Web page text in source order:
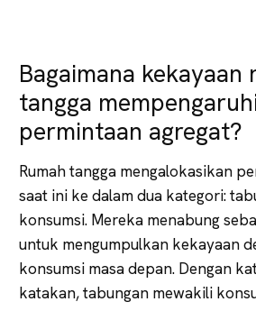
Bagaimana kekayaan
tangga
permintaan agregat?
Rumah tangga mengalokasikan
saat ini ke dalam dua kategori:
konsumsi. Mereka menabung
untuk mengumpulkan kekayaan
konsumsi masa depan. Dengan
katakan, tabungan mewakili